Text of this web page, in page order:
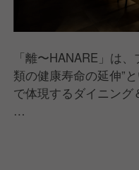
「離〜HANARE」は
類の健康寿命の延伸”
で体現するダイニング
という街において、